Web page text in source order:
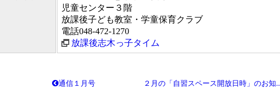
児童センター３階
放課後子ども教室・学童保育クラブ
電話048-472-1270
放課後志木っ子タイム
通信１月号 ２月の「自習スペース開放日時」のお知